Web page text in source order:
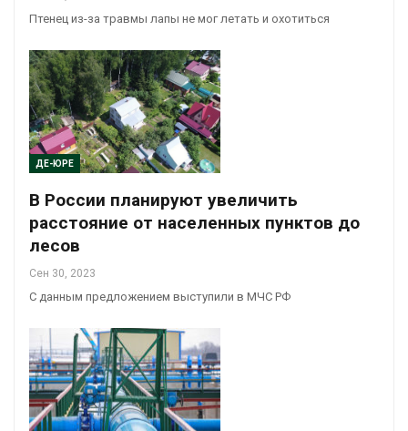
Птенец из-за травмы лапы не мог летать и охотиться
ДЕ-ЮРЕ
В России планируют увеличить
расстояние от населенных пунктов до
лесов
Сен 30, 2023
С данным предложением выступили в МЧС РФ